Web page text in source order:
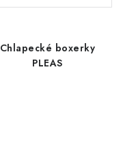
Chlapecké boxerky
PLEAS